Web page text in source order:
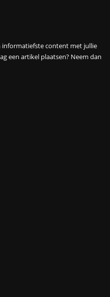
informatiefste content met jullie
een artikel plaatsen? Neem dan